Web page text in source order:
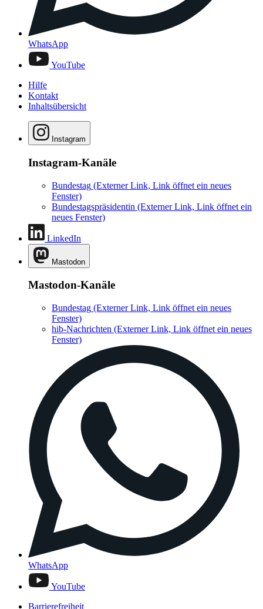
WhatsApp
YouTube
Hilfe
Kontakt
Inhaltsübersicht
Instagram
Instagram-Kanäle
Bundestag (Externer Link, Link öffnet ein neues
Fenster)
Bundestagspräsidentin (Externer Link, Link öffnet ein
neues Fenster)
LinkedIn
Mastodon
Mastodon-Kanäle
Bundestag (Externer Link, Link öffnet ein neues
Fenster)
hib-Nachrichten (Externer Link, Link öffnet ein neues
Fenster)
WhatsApp
YouTube
Barrierefreiheit